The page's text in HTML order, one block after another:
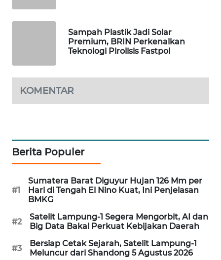
Sampah Plastik Jadi Solar
Premium, BRIN Perkenalkan
Teknologi Pirolisis Fastpol
KOMENTAR
Berita Populer
#1
Sumatera Barat Diguyur Hujan 126 Mm per
Hari di Tengah El Nino Kuat, Ini Penjelasan
BMKG
#2
Satelit Lampung-1 Segera Mengorbit, AI dan
Big Data Bakal Perkuat Kebijakan Daerah
#3
Bersiap Cetak Sejarah, Satelit Lampung-1
Meluncur dari Shandong 5 Agustus 2026
MAWAKA
WATCH
LPKKI
KOPEKLIN
PORTAL
KONSUMEN